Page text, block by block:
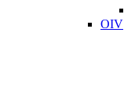
OIV